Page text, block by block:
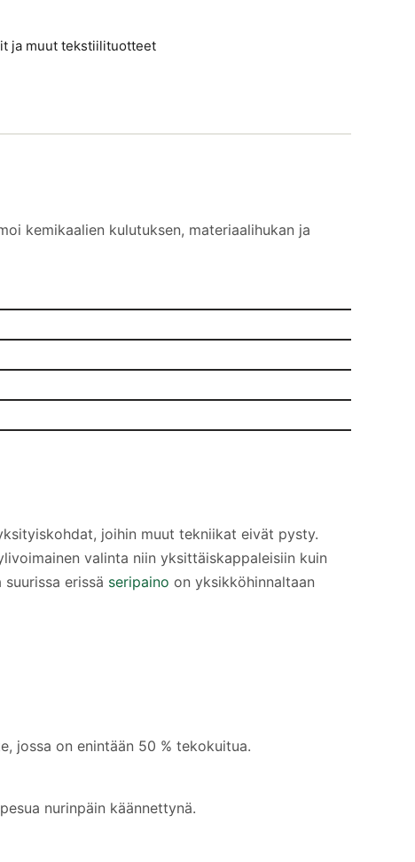
ja muut tekstiilituotteet
kemikaalien kulutuksen, materiaalihukan ja
joihin muut tekniikat eivät pysty.
valinta niin yksittäiskappaleisiin kuin
erissä seripaino on yksikköhinnaltaan
jossa on enintään 50 % tekokuitua.
nurinpäin käännettynä.